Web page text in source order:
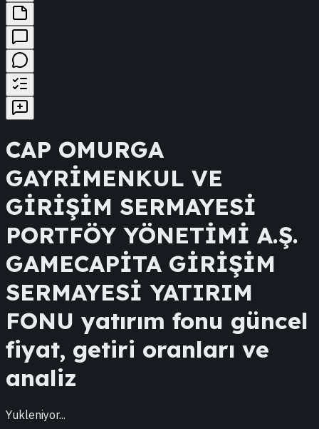
CAP OMURGA
GAYRİMENKUL VE
GİRİŞİM SERMAYESİ
PORTFÖY YÖNETİMİ A.Ş.
GAMECAPİTA GİRİŞİM
SERMAYESİ YATIRIM
FONU yatırım fonu güncel
fiyat, getiri oranları ve
analiz
Yukleniyor...